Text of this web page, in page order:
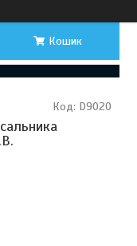
Кошик
Код: D9020